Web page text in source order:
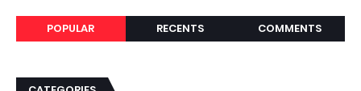
POPULAR RECENTS COMMENTS